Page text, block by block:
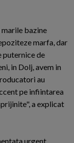
bazine
marfa, dar
puternice de
in Dolj, avem in
au
pe infiintarea
a explicat
urgent